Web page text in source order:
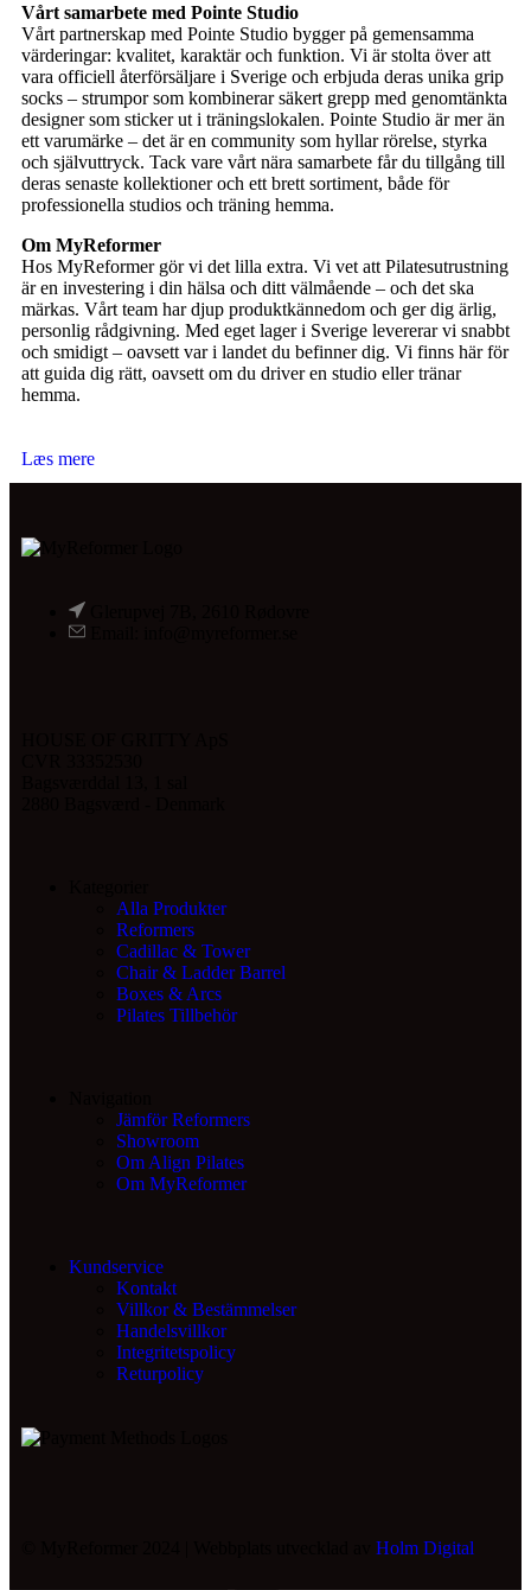
Vårt samarbete med Pointe Studio
Vårt partnerskap med Pointe Studio bygger på gemensamma
värderingar: kvalitet, karaktär och funktion. Vi är stolta över att
vara officiell återförsäljare i Sverige och erbjuda deras unika grip
socks – strumpor som kombinerar säkert grepp med genomtänkta
designer som sticker ut i träningslokalen. Pointe Studio är mer än
ett varumärke – det är en community som hyllar rörelse, styrka
och självuttryck. Tack vare vårt nära samarbete får du tillgång till
deras senaste kollektioner och ett brett sortiment, både för
professionella studios och träning hemma.
Om MyReformer
Hos MyReformer gör vi det lilla extra. Vi vet att Pilatesutrustning
är en investering i din hälsa och ditt välmående – och det ska
märkas. Vårt team har djup produktkännedom och ger dig ärlig,
personlig rådgivning. Med eget lager i Sverige levererar vi snabbt
och smidigt – oavsett var i landet du befinner dig. Vi finns här för
att guida dig rätt, oavsett om du driver en studio eller tränar
hemma.
Læs mere
Alla Produkter
Reformers
Cadillac & Tower
Chair & Ladder Barrel
Boxes & Arcs
Pilates Tillbehör
Jämför Reformers
Showroom
Om Align Pilates
Om MyReformer
Kundservice
Kontakt
Villkor & Bestämmelser
Handelsvillkor
Integritetspolicy
Returpolicy
Holm Digital